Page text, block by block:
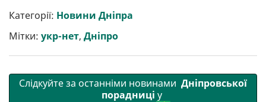
р
и
т
и
b
o
o
k
t
e
r
l g
r
a
m
Категорії: Новини Дніпра
Мітки: укр-нет, Дніпро
Слідкуйте за останніми новинами Дніпровської
порадниці у